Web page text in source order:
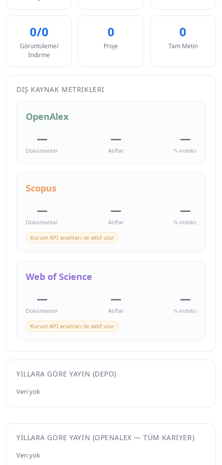
0/0
Görüntüleme/
İndirme
0
Proje
0
Tam Metin
DIŞ KAYNAK METRIKLERI
OpenAlex
—
Dokümanlar
—
Atıflar
—
h-indeks
Scopus
—
Dokümanlar
—
Atıflar
—
h-indeks
Kurum API anahtarı ile aktif olur
Web of Science
—
Dokümanlar
—
Atıflar
—
h-indeks
Kurum API anahtarı ile aktif olur
YILLARA GÖRE YAYIN (DEPO)
Veri yok
YILLARA GÖRE YAYIN (OPENALEX — TÜM KARIYER)
Veri yok